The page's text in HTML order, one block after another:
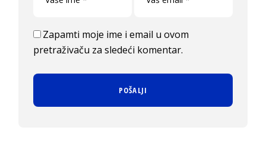
Zapamti moje ime i email u ovom
pretraživaču za sledeći komentar.